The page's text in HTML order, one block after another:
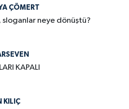
ÇÖMERT
sloganlar neye dönüştü?
KAPALI
KILIÇ